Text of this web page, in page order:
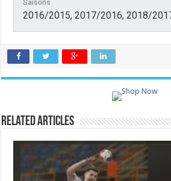
Saisons
2016/2015, 2017/2016, 2018/
Related Articles